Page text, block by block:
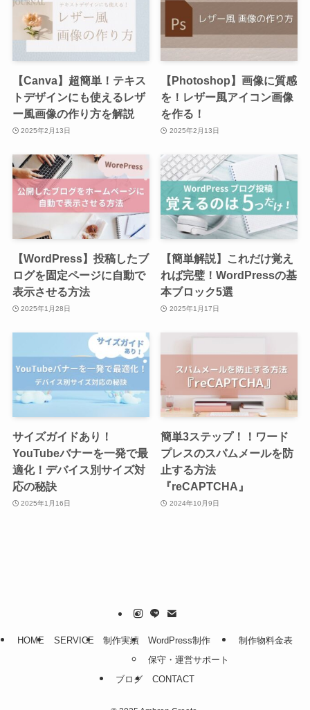
【Canva】超簡単！テキス
トデザインにも使えるレザ
ー風画像の作り方を解説
2025年2月13日
【Photoshop】画像に質感
を！レザー風アイコン画像
を作る！
2025年2月13日
【WordPress】投稿したブ
ログを固定ページに自動で
表示させる方法
2025年1月28日
【簡単解説】これだけ覚え
れば完璧！WordPressの基
本ブロック5選
2025年1月17日
サイズガイドあり！
YouTubeバナーを一発で最
適化！デバイス別サイズ対
応の秘訣
2025年1月16日
簡単3ステップ！！ワード
プレスのスパムメールを防
止する方法
『reCAPTCHA』
2024年10月9日
HOME SERVICE 制作実績
WordPress制作
保守・運営サポート
制作物料金表
ブログ CONTACT